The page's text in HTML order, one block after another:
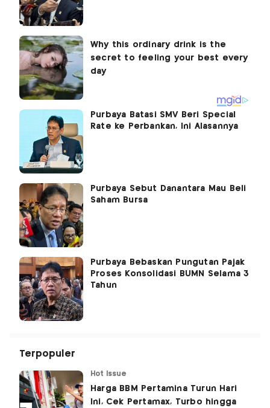
Purbaya Batasi SMV Beri Special
Rate ke Perbankan, Ini Alasannya
Purbaya Sebut Danantara Mau Beli
Saham Bursa
Purbaya Bebaskan Pungutan Pajak
Proses Konsolidasi BUMN Selama 3
Tahun
Terpopuler
Hot Issue
Harga BBM Pertamina Turun Hari
Ini, Cek Pertamax, Turbo hingga